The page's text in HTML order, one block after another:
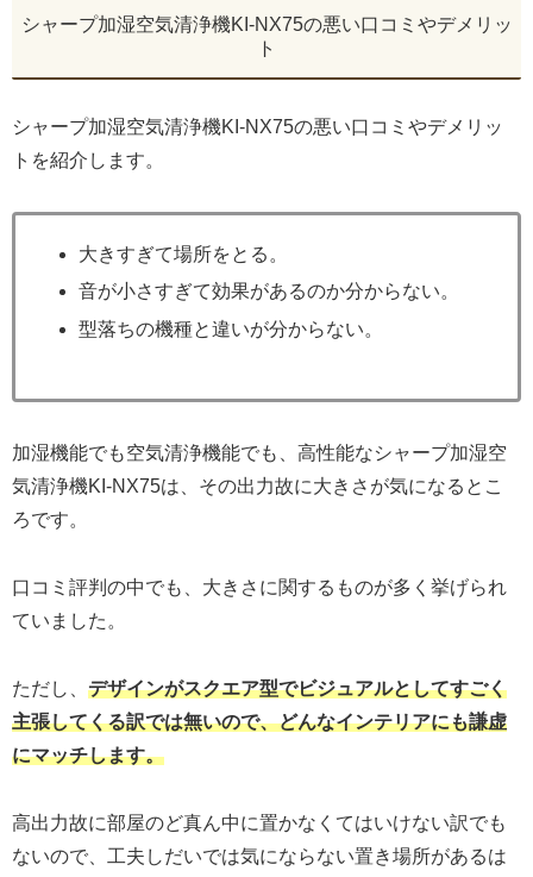
シャープ加湿空気清浄機KI-NX75の悪い口コミやデメリッ
ト
シャープ加湿空気清浄機KI-NX75の悪い口コミやデメリッ
トを紹介します。
大きすぎて場所をとる。
音が小さすぎて効果があるのか分からない。
型落ちの機種と違いが分からない。
加湿機能でも空気清浄機能でも、高性能なシャープ加湿空
気清浄機KI-NX75は、その出力故に大きさが気になるとこ
ろです。
口コミ評判の中でも、大きさに関するものが多く挙げられ
ていました。
ただし、 デザインがスクエア型でビジュアルとしてすごく
主張してくる訳では無いので、どんなインテリアにも謙虚
にマッチします。
高出力故に部屋のど真ん中に置かなくてはいけない訳でも
ないので、工夫しだいでは気にならない置き場所があるは